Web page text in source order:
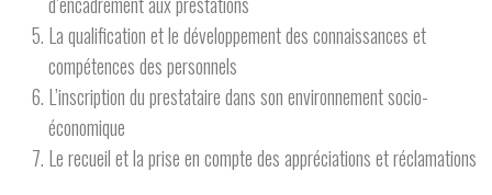
La qualification et le développement des connaissances et
compétences des personnels
L’inscription du prestataire dans son environnement socio-
économique
Le recueil et la prise en compte des appréciations et réclamations